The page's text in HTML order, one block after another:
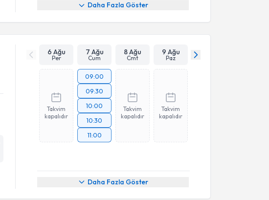
Daha Fazla Göster
6 Ağu
Per
7 Ağu
Cum
8 Ağu
Cmt
9 Ağu
Paz
Takvim
kapalıdır
09:00
09:30
10:00
10:30
11:00
Takvim
kapalıdır
Takvim
kapalıdır
Daha Fazla Göster